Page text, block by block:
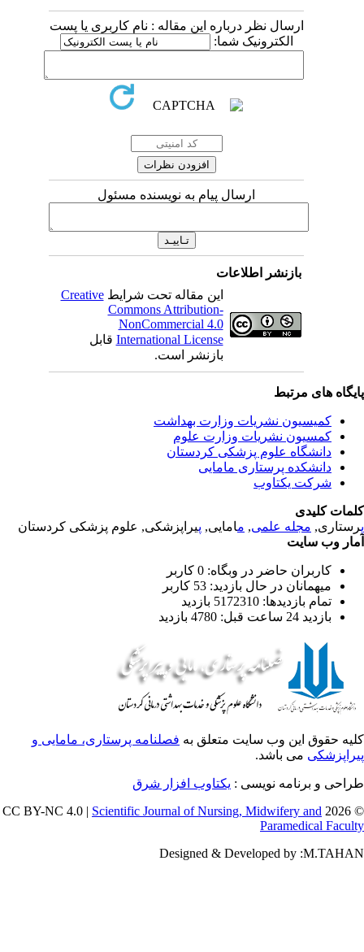
ارسال نظر درباره این مقاله : نام کاربری یا پست
الکترونیک شما:
ارسال پیام به نویسنده مسئول
بازنشر اطلاعات
این مقاله تحت شرایطCreative
Commons Attribution-
NonCommercial 4.0
International Licenseقابل
بازنشر است.
های مرتبط
کمیسیون نشریات وزارت بهداشت
کمسیون نشریات وزارت علوم
دانشگاه علوم پزشکی کردستان
دانشکده پرستاری مامایی
شرکت یکتاوب
کلیدی
مجله علمی, م امایی, پیراپزشکی, علوم پزشکی کردستان
وب سایت
کاربران حاضر در وبگاه: 0 کاربر
میهمانان در حال بازدید: 53 کاربر
تمام بازدید‌ها: 5172310 بازدید
بازدید 24 ساعت قبل: 4780 بازدید
حقوق این وب سایت متعلق بهفصلنامه پرستاری، مامایی و
می باشد.
و برنامه نویسی : یکتاوب افزار شرق
©
Scientific Journal of Nursing, Midwifery and
Paramedical
Designed & Developed by